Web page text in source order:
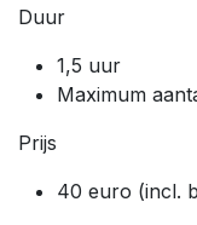
Duur
1,5 uur
Maximum
Prijs
40 euro (incl.